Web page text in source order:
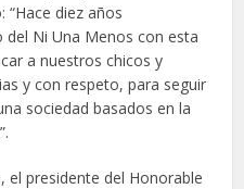
“Hace diez años
Ni Una Menos con esta
a nuestros chicos y
y con respeto, para seguir
sociedad basados en la
el presidente del Honorable